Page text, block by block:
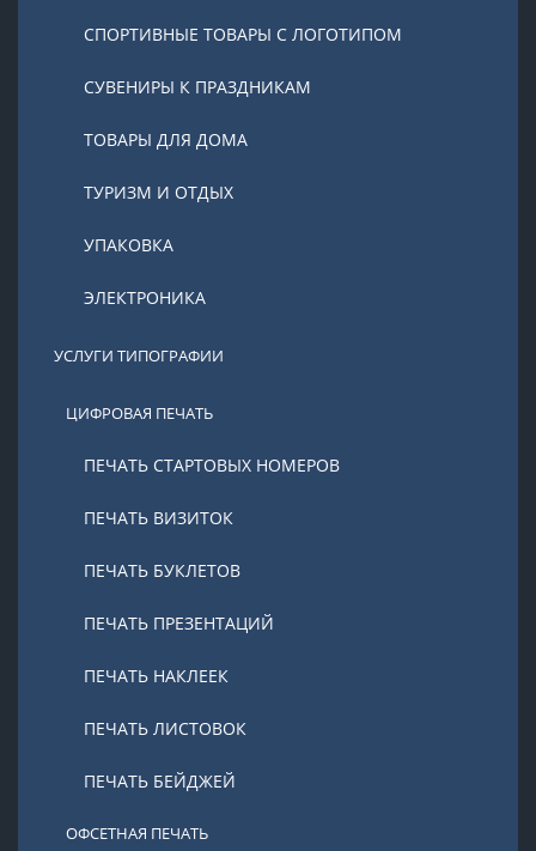
СПОРТИВНЫЕ ТОВАРЫ С ЛОГОТИПОМ
СУВЕНИРЫ К ПРАЗДНИКАМ
ТОВАРЫ ДЛЯ ДОМА
ТУРИЗМ И ОТДЫХ
УПАКОВКА
ЭЛЕКТРОНИКА
УСЛУГИ ТИПОГРАФИИ
ЦИФРОВАЯ ПЕЧАТЬ
ПЕЧАТЬ СТАРТОВЫХ НОМЕРОВ
ПЕЧАТЬ ВИЗИТОК
ПЕЧАТЬ БУКЛЕТОВ
ПЕЧАТЬ ПРЕЗЕНТАЦИЙ
ПЕЧАТЬ НАКЛЕЕК
ПЕЧАТЬ ЛИСТОВОК
ПЕЧАТЬ БЕЙДЖЕЙ
ОФСЕТНАЯ ПЕЧАТЬ